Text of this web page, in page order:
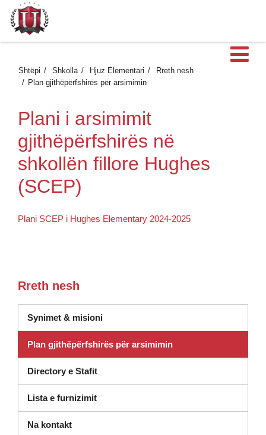
Shtëpi Shkolla Hjuz Elementari
Rreth nesh
Plan gjithëpërfshirës për arsimimin
Plani i arsimimit
gjithëpërfshirës në
shkollën fillore Hughes
(SCEP)
Plani SCEP i Hughes Elementary 2024-2025
Rreth nesh
Synimet & misioni
Plan gjithëpërfshirës për arsimimin
Directory e Stafit
Lista e furnizimit(hapet në dritaren e re)
Na kontakt